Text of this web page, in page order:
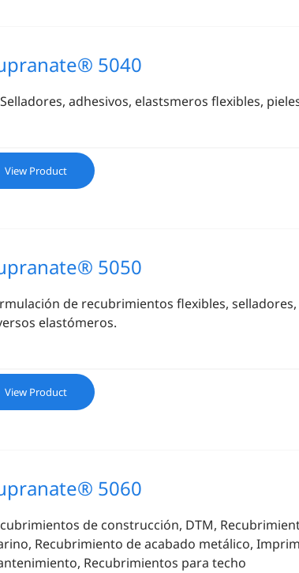
5040
Selladores, adhesivos, elastsmeros flexibles,
View Product
5050
de recubrimientos flexibles,
elastómeros.
View Product
5060
de construcción, DTM,
Recubrimiento de acabado metálico,
Recubrimientos para techo